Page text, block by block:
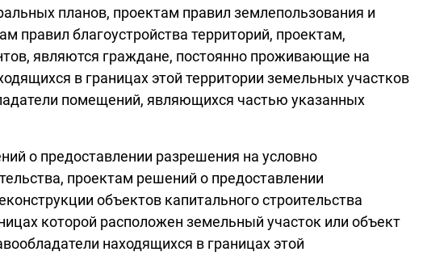
планов, проектам правил землепользования и
правил благоустройства территорий, проектам,
являются граждане, постоянно проживающие на
в границах этой территории земельных участков
помещений, являющихся частью указанных
о предоставлении разрешения на условно
проектам решений о предоставлении
объектов капитального строительства
которой расположен земельный участок или объект
находящихся в границах этой